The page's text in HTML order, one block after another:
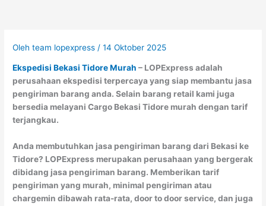
Olehteam lopexpress /14 Oktober 2025
Ekspedisi Bekasi Tidore Murah – LOPExpress adalah
perusahaan ekspedisi terpercaya yang siap membantu jasa
pengiriman barang anda. Selain barang retail kami juga
bersedia melayani Cargo Bekasi Tidore murah dengan tarif
terjangkau.
Anda membutuhkan jasa pengiriman barang dari Bekasi ke
Tidore? LOPExpress merupakan perusahaan yang bergerak
dibidang jasa pengiriman barang. Memberikan tarif
pengiriman yang murah, minimal pengiriman atau
chargemin dibawah rata-rata, door to door service, dan juga